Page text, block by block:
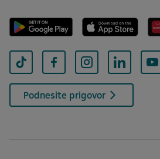
Podnesite prigovor